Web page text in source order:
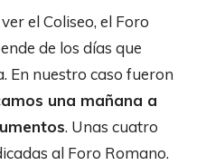
el Coliseo, el Foro
de los días que
En nuestro caso fueron
una mañana a
. Unas cuatro
al Foro Romano.